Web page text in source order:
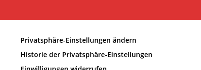
Privatsphäre-Einstellungen ändern
Historie der Privatsphäre-Einstellungen